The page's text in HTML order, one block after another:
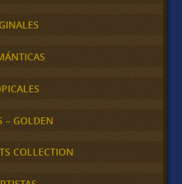
– GOLDEN
COLLECTION